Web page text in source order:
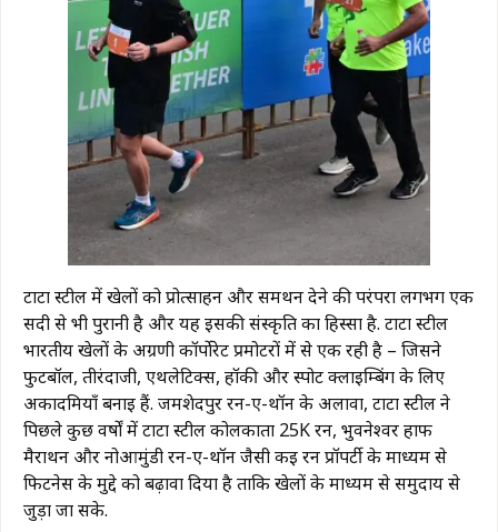
टाटा स्टील में खेलों को प्रोत्साहन और समर्थन देने की परंपरा लगभग एक
सदी से भी पुरानी है और यह इसकी संस्कृति का हिस्सा है. टाटा स्टील
भारतीय खेलों के अग्रणी कॉर्पोरेट प्रमोटरों में से एक रही है – जिसने
फुटबॉल, तीरंदाजी, एथलेटिक्स, हॉकी और स्पोर्ट क्लाइम्बिंग के लिए
अकादमियाँ बनाई हैं. जमशेदपुर रन-ए-थॉन के अलावा, टाटा स्टील ने
पिछले कुछ वर्षों में टाटा स्टील कोलकाता 25K रन, भुवनेश्वर हाफ
मैराथन और नोआमुंडी रन-ए-थॉन जैसी कई रन प्रॉपर्टी के माध्यम से
फिटनेस के मुद्दे को बढ़ावा दिया है ताकि खेलों के माध्यम से समुदाय से
जुड़ा जा सके.